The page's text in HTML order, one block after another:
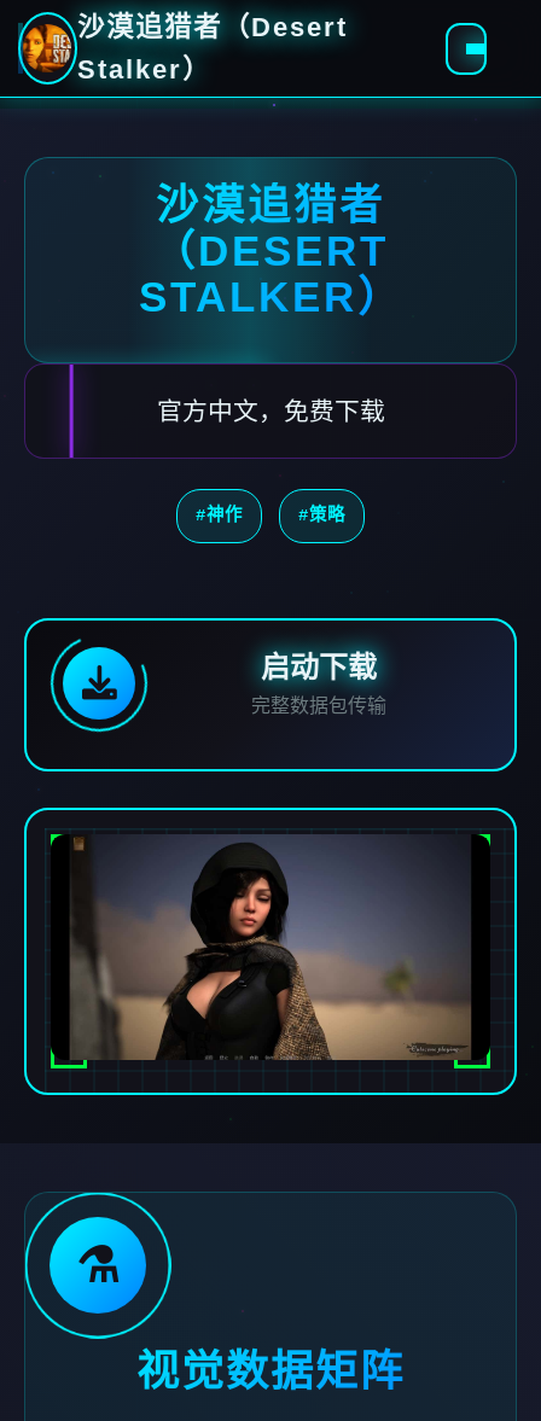
沙漠追猎者（Desert
Stalker）
沙漠追猎者
（DESERT
STALKER）
官方中文，免费下载
#神作 #策略
启动下载
完整数据包传输
⚗️
视觉数据矩阵